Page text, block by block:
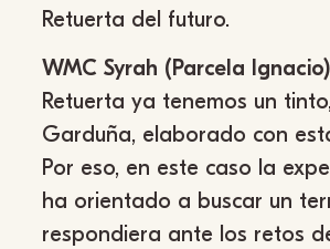
Retuerta del futuro.
WMC Syrah (Parcela Ignacio)
Retuerta ya tenemos un
Garduña, elaborado con
Por eso, en este caso la
ha orientado a buscar un
respondiera ante los retos